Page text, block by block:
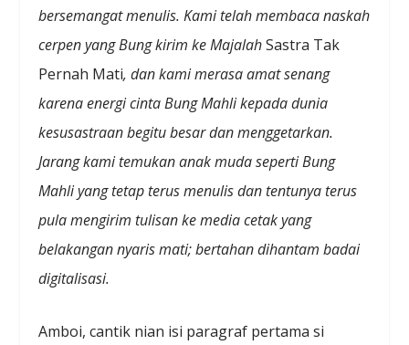
bersemangat menulis. Kami telah membaca naskah
cerpen yang Bung kirim ke MajalahSastra Tak
Pernah Mati, dan kami merasa amat senang
karena energi cinta Bung Mahli kepada dunia
kesusastraan begitu besar dan menggetarkan.
Jarang kami temukan anak muda seperti Bung
Mahli yang tetap terus menulis dan tentunya terus
pula mengirim tulisan ke media cetak yang
belakangan nyaris mati; bertahan dihantam badai
digitalisasi.
Amboi, cantik nian isi paragraf pertama si